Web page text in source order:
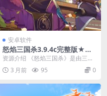
安卓软件
怒焰三国杀3.9.4c完整版★三
国杀工作室原班人马打造
资源介绍 《怒焰三国杀》是由三国
杀工作室原班人马打造。经典三国
剧情模式，体验跌宕...
3 月前 95 0